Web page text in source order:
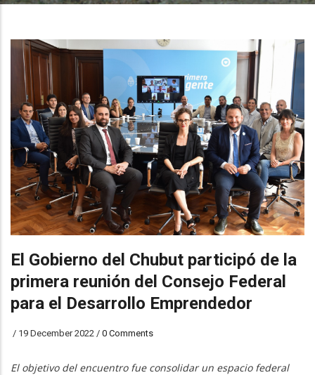
El Gobierno del Chubut participó de la
primera reunión del Consejo Federal
para el Desarrollo Emprendedor
/ 19 December 2022 / 0 Comments
El objetivo del encuentro fue consolidar un espacio federal